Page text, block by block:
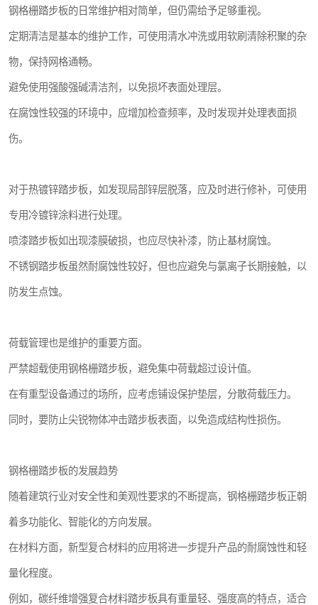
钢格栅踏步板的日常维护相对简单，但仍需给予足够重视。
定期清洁是基本的维护工作，可使用清水冲洗或用软刷清除积聚的杂
物，保持网格通畅。
避免使用强酸强碱清洁剂，以免损坏表面处理层。
在腐蚀性较强的环境中，应增加检查频率，及时发现并处理表面损
伤。
对于热镀锌踏步板，如发现局部锌层脱落，应及时进行修补，可使用
专用冷镀锌涂料进行处理。
喷漆踏步板如出现漆膜破损，也应尽快补漆，防止基材腐蚀。
不锈钢踏步板虽然耐腐蚀性较好，但也应避免与氯离子长期接触，以
防发生点蚀。
荷载管理也是维护的重要方面。
严禁超载使用钢格栅踏步板，避免集中荷载超过设计值。
在有重型设备通过的场所，应考虑铺设保护垫层，分散荷载压力。
同时，要防止尖锐物体冲击踏步板表面，以免造成结构性损伤。
钢格栅踏步板的发展趋势
随着建筑行业对安全性和美观性要求的不断提高，钢格栅踏步板正朝
着多功能化、智能化的方向发展。
在材料方面，新型复合材料的应用将进一步提升产品的耐腐蚀性和轻
量化程度。
例如，碳纤维增强复合材料踏步板具有重量轻、强度高的特点，适合